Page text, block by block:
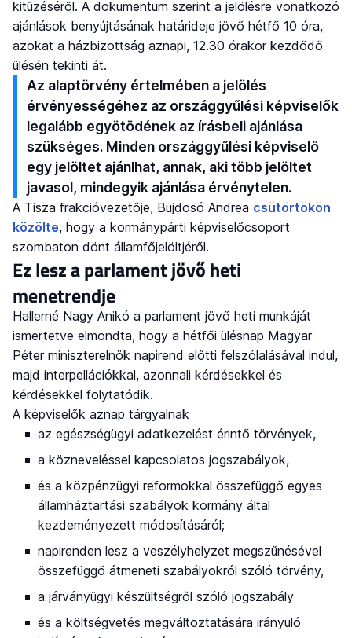
kitűzéséről. A dokumentum szerint a jelölésre vonatkozó
ajánlások benyújtásának határideje jövő hétfő 10 óra,
azokat a házbizottság aznapi, 12.30 órakor kezdődő
ülésén tekinti át.
Az alaptörvény értelmében a jelölés
érvényességéhez az országgyűlési képviselők
legalább egyötödének az írásbeli ajánlása
szükséges. Minden országgyűlési képviselő
egy jelöltet ajánlhat, annak, aki több jelöltet
javasol, mindegyik ajánlása érvénytelen.
A Tisza frakcióvezetője, Bujdosó Andrea csütörtökön
közölte, hogy a kormánypárti képviselőcsoport
szombaton dönt államfőjelöltjéről.
Ez lesz a parlament jövő heti
menetrendje
Hallerné Nagy Anikó a parlament jövő heti munkáját
ismertetve elmondta, hogy a hétfői ülésnap Magyar
Péter miniszterelnök napirend előtti felszólalásával indul,
majd interpellációkkal, azonnali kérdésekkel és
kérdésekkel folytatódik.
A képviselők aznap tárgyalnak
az egészségügyi adatkezelést érintő törvények,
a közneveléssel kapcsolatos jogszabályok,
és a közpénzügyi reformokkal összefüggő egyes
államháztartási szabályok kormány által
kezdeményezett módosításáról;
napirenden lesz a veszélyhelyzet megszűnésével
összefüggő átmeneti szabályokról szóló törvény,
a járványügyi készültségről szóló jogszabály
és a költségvetés megváltoztatására irányuló